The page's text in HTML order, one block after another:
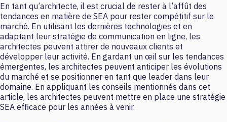
En tant qu’architecte, il est crucial de rester à l’affût des
tendances en matière de SEA pour rester compétitif sur le
marché. En utilisant les dernières technologies et en
adaptant leur stratégie de communication en ligne, les
architectes peuvent attirer de nouveaux clients et
développer leur activité. En gardant un œil sur les tendances
émergentes, les architectes peuvent anticiper les évolutions
du marché et se positionner en tant que leader dans leur
domaine. En appliquant les conseils mentionnés dans cet
article, les architectes peuvent mettre en place une stratégie
SEA efficace pour les années à venir.